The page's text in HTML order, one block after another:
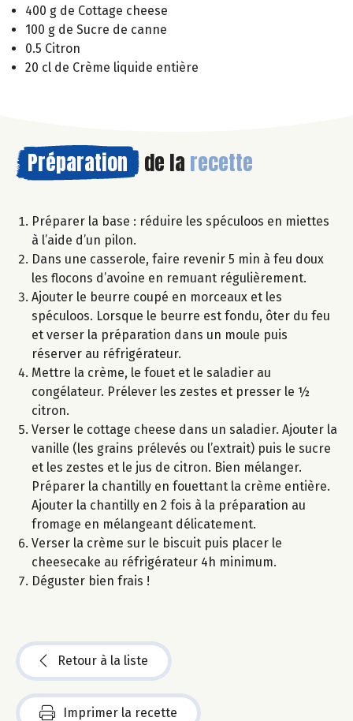
400 g de Cottage cheese
100 g de Sucre de canne
0.5 Citron
20 cl de Crème liquide entière
Préparation de la recette
Préparer la base : réduire les spéculoos en miettes
à l’aide d’un pilon.
Dans une casserole, faire revenir 5 min à feu doux
les flocons d’avoine en remuant régulièrement.
Ajouter le beurre coupé en morceaux et les
spéculoos. Lorsque le beurre est fondu, ôter du feu
et verser la préparation dans un moule puis
réserver au réfrigérateur.
Mettre la crème, le fouet et le saladier au
congélateur. Prélever les zestes et presser le ½
citron.
Verser le cottage cheese dans un saladier. Ajouter la
vanille (les grains prélevés ou l’extrait) puis le sucre
et les zestes et le jus de citron. Bien mélanger.
Préparer la chantilly en fouettant la crème entière.
Ajouter la chantilly en 2 fois à la préparation au
fromage en mélangeant délicatement.
Verser la crème sur le biscuit puis placer le
cheesecake au réfrigérateur 4h minimum.
Déguster bien frais !
Retour à la liste
Imprimer la recette